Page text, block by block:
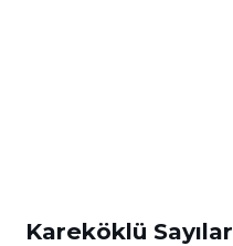
Kareköklü Sayılar